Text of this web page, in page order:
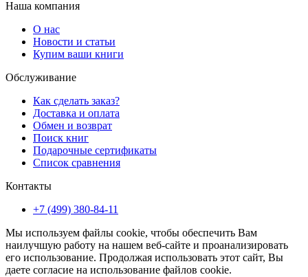
Наша компания
О нас
Новости и статьи
Купим ваши книги
Обслуживание
Как сделать заказ?
Доставка и оплата
Обмен и возврат
Поиск книг
Подарочные сертификаты
Список сравнения
Контакты
+7 (499) 380-84-11
Мы используем файлы cookie, чтобы обеспечить Вам
наилучшую работу на нашем веб-сайте и проанализировать
его использование. Продолжая использовать этот сайт, Вы
даете согласие на использование файлов cookie.